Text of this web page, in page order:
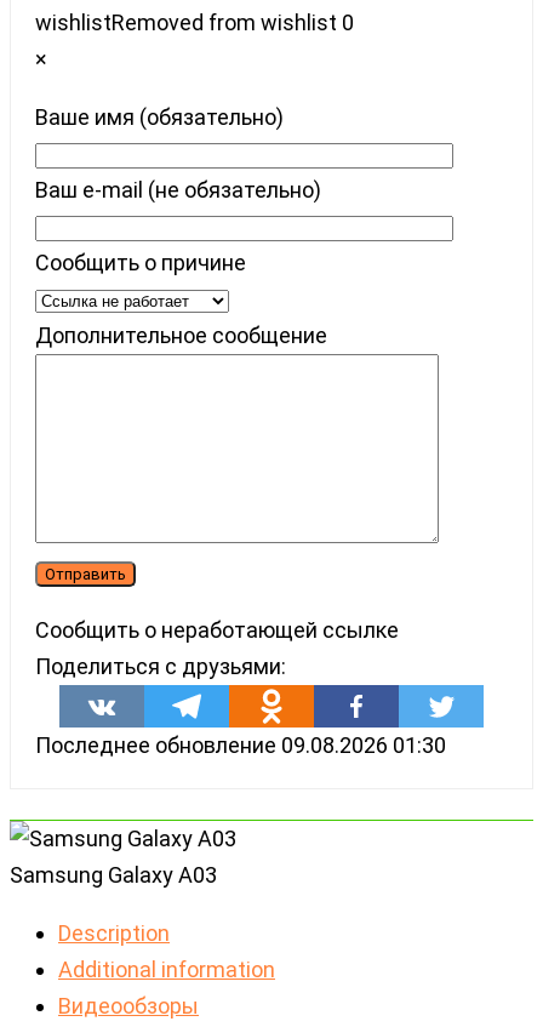
wishlistRemoved from wishlist 0
×
Ваше имя (обязательно)
Ваш e-mail (не обязательно)
Сообщить о причине
Дополнительное сообщение
Сообщить о неработающей ссылке
Поделиться с друзьями:
Последнее обновление 09.08.2026 01:30
Samsung Galaxy A03
Description
Additional information
Видеообзоры